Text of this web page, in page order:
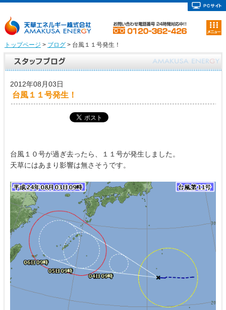
トップページ > ブログ> 台風１１号発生！
2012年08月03日
台風１１号発生！
台風１０号が過ぎ去ったら、１１号が発生しました。
天草にはあまり影響は無さそうです。